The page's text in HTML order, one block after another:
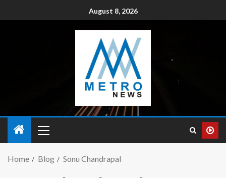
August 8, 2026
Home Blog Sonu Chandrapal